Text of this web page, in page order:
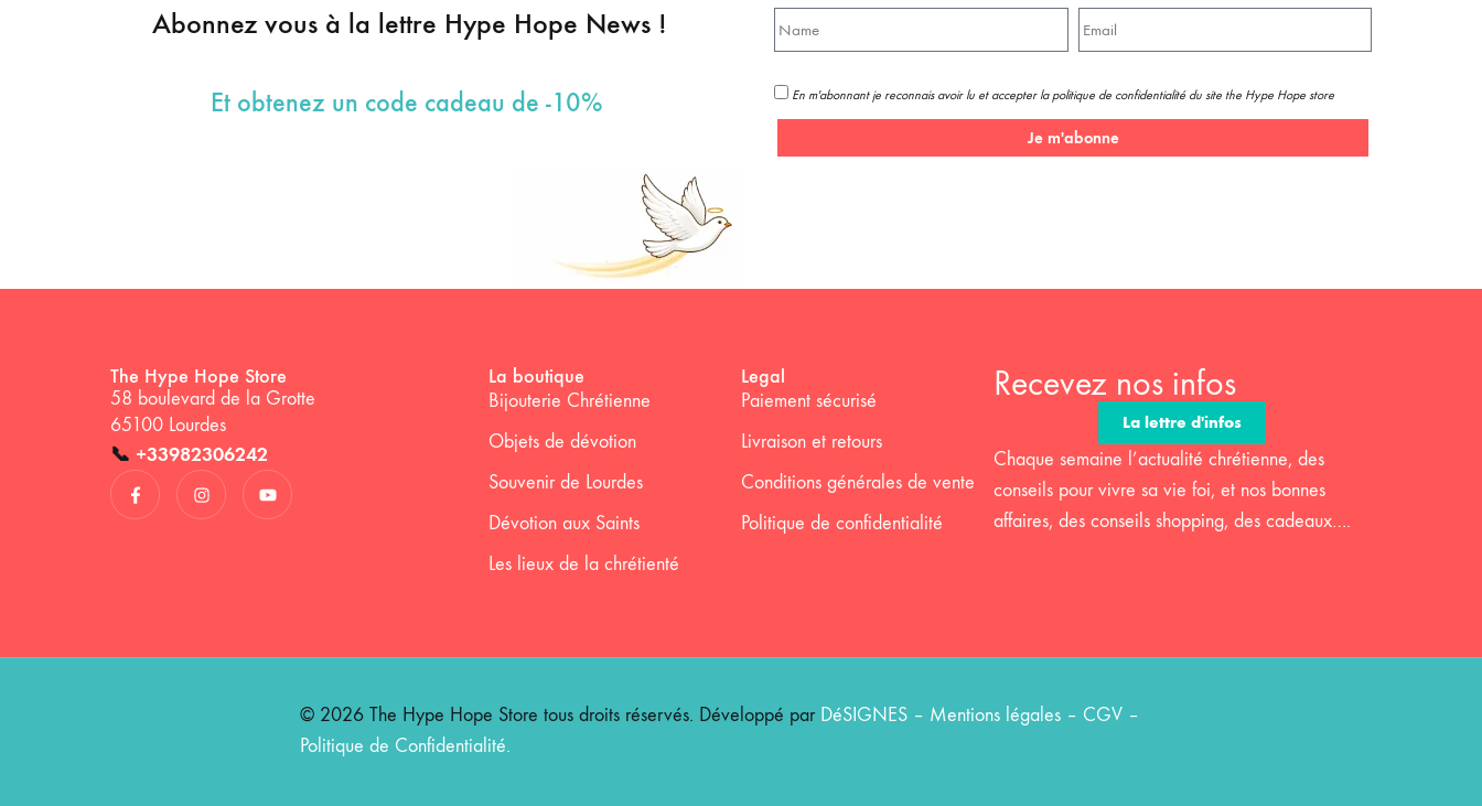
Abonnez vous à la lettre Hype Hope News !
Et obtenez un code cadeau de -10% En m'abonnant je reconnais avoir lu et accepter la politique de confidentialité du site the Hype Hope store
Je m'abonne
The Hype Hope Store
58 boulevard de la Grotte
65100 Lourdes
📞 +33982306242
La boutique
Bijouterie Chrétienne
Objets de dévotion
Souvenir de Lourdes
Dévotion aux Saints
Les lieux de la chrétienté
Legal
Paiement sécurisé
Livraison et retours
Conditions générales de vente
Politique de confidentialité
Recevez nos infos
La lettre d'infos
Chaque semaine l’actualité chrétienne, des
conseils pour vivre sa vie foi, et nos bonnes
affaires, des conseils shopping, des cadeaux….
© 2026 The Hype Hope Store tous droits réservés. Développé par DéSIGNES– Mentions légales– CGV–
Politique de Confidentialité.